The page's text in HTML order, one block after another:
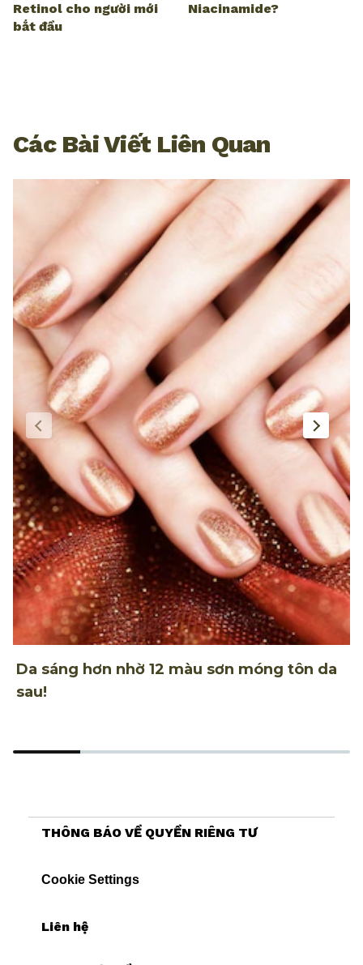
Retinol cho người mới
bắt đầu
Niacinamide?
Các Bài Viết Liên Quan
Da sáng hơn nhờ 12 màu sơn móng tôn da
sau!
THÔNG BÁO VỀ QUYỀN RIÊNG TƯ
Cookie Settings
Liên hệ